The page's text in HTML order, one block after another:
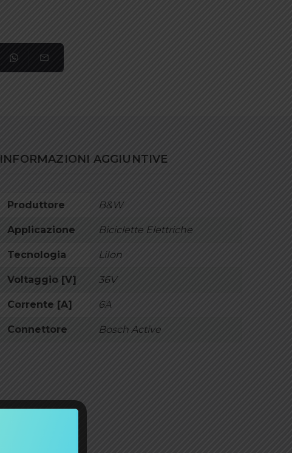
INFORMAZIONI AGGIUNTIVE
Produttore B&W
Applicazione Biciclette Elettriche
Tecnologia LiIon
Voltaggio [V] 36V
Corrente [A] 6A
Connettore Bosch Active